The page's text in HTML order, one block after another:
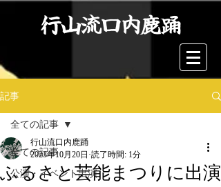
行山流口内鹿踊
記事
全ての記事
公演・イベント出演
全ての記事
ふるさと芸能まつりに出演
行山流口内鹿踊
2023年10月20日 読了時間: 1分